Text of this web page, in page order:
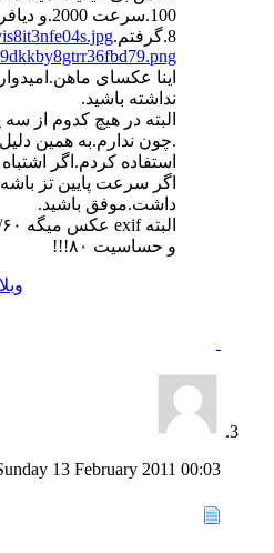
100.سرعت 2000.و
8.گرفتم.
اینا عکسای
نداشته باشید.
البته در هیچ کدوم از سه
.چون ندارم.به همین
استفاده کردم.اگر
اگر سرعت پایین تز
داشت.موفق باشید.
و حساسیت ۸۰!!!
13 February 2011 00:03